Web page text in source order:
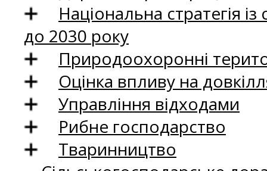
Національна стратегія
до 2030 року
Природоохоронні
Оцінка впливу на
Управління відходами
Рибне господарство
Тваринництво